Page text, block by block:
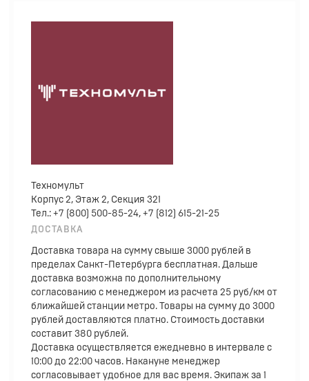
Техномульт
Корпус 2, Этаж 2, Секция 321
Тел.: +7 (800) 500-85-24, +7 (812) 615-21-25
ДОСТАВКА
Доставка товара на сумму свыше 3000 рублей в
пределах Санкт-Петербурга бесплатная. Дальше
доставка возможна по дополнительному
согласованию с менеджером из расчета 25 руб/км от
ближайшей станции метро. Товары на сумму до 3000
рублей доставляются платно. Стоимость доставки
составит 380 рублей.
Доставка осуществляется ежедневно в интервале с
10:00 до 22:00 часов. Накануне менеджер
согласовывает удобное для вас время. Экипаж за 1